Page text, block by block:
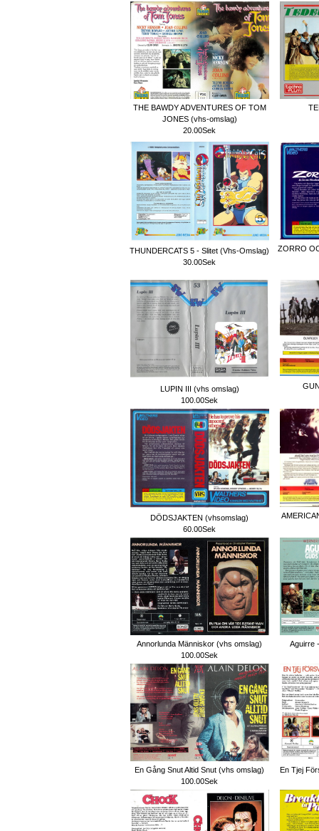
THE BAWDY ADVENTURES OF TOM
JONES (vhs-omslag)
20.00Sek
THUNDERCATS 5 - Slitet (Vhs-Omslag)
30.00Sek
ZORRO
LUPIN III (vhs omslag)
100.00Sek
DÖDSJAKTEN (vhsomslag)
60.00Sek
Annorlunda Människor (vhs omslag)
100.00Sek
Aguirre
En Gång Snut Altid Snut (vhs omslag)
100.00Sek
En Tjej